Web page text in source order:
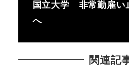
国立大学 非常勤雇い
へ
関連記